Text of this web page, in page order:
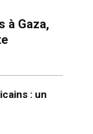
à Gaza,
: un